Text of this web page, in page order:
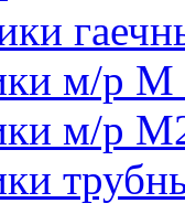
м/р М
м/р